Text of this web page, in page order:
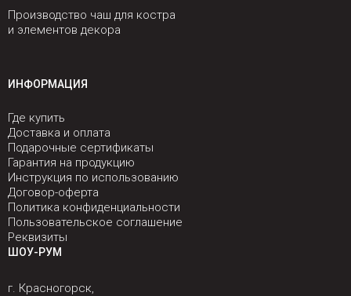
Производство чаш для костра
и элементов декора
ИНФОРМАЦИЯ
Где купить
Доставка и оплата
Подарочные сертификаты
Гарантия на продукцию
Инструкция по использованию
Договор-оферта
Политика конфиденциальности
Пользовательское соглашение
Реквизиты
ШОУ-РУМ
г. Красногорск,